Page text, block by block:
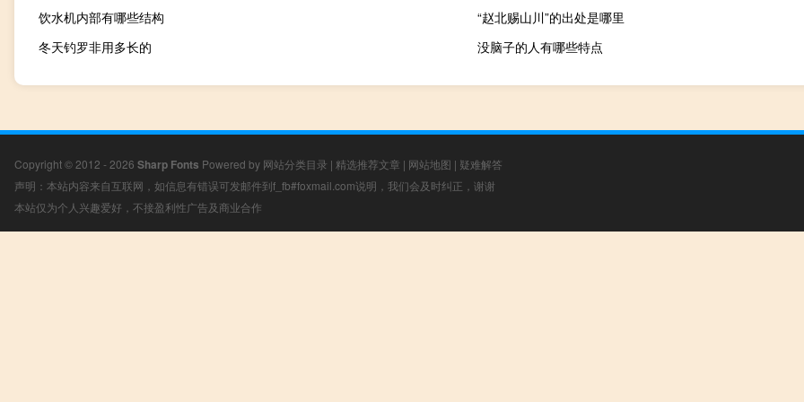
饮水机内部有哪些结构
“赵北赐山川”的出处是哪里
冬天钓罗非用多长的
没脑子的人有哪些特点
Copyright © 2012 - 2026 Sharp Fonts Powered by 网站分类目录 | 精选推荐文章 | 网站地图 | 疑难解答
声明：本站内容来自互联网，如信息有错误可发邮件到f_fb#foxmail.com说明，我们会及时纠正，谢谢
本站仅为个人兴趣爱好，不接盈利性广告及商业合作